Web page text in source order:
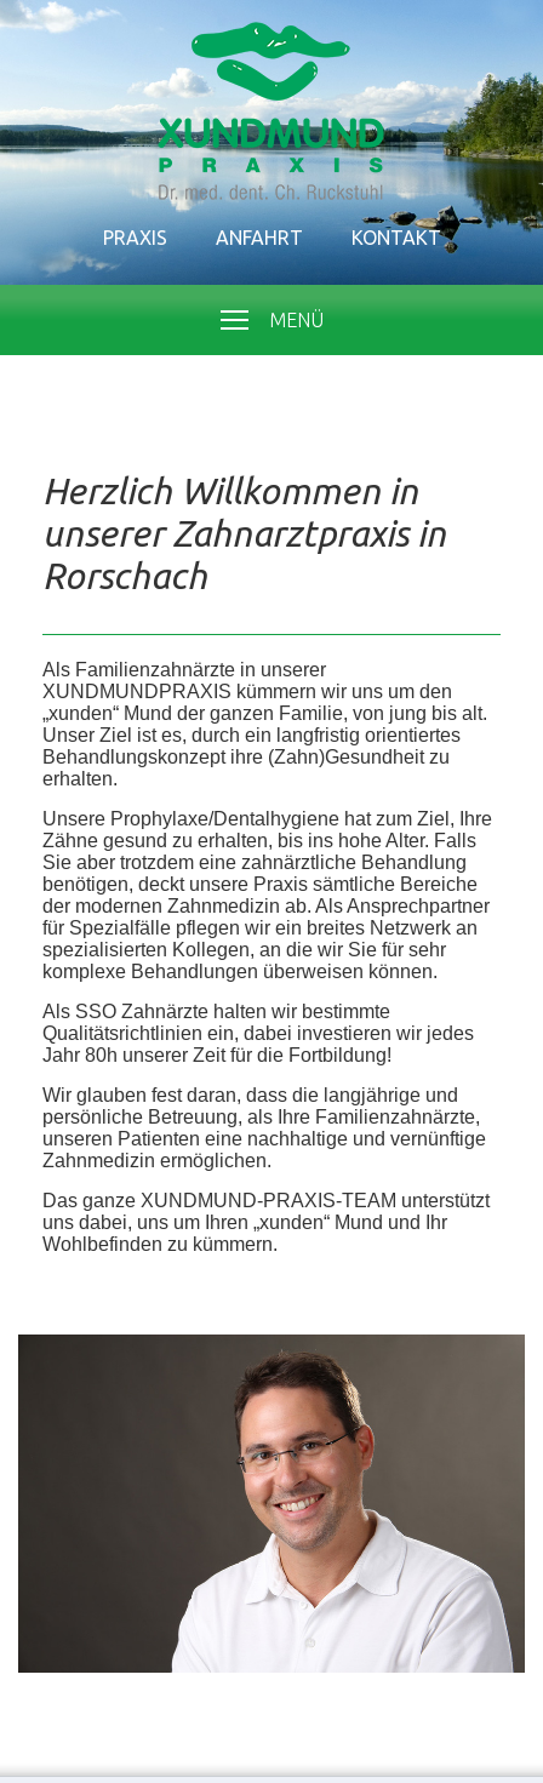
PRAXIS ANFAHRT KONTAKT
MENÜ
Herzlich Willkommen in
unserer Zahnarztpraxis in
Rorschach
Als Familienzahnärzte in unserer
XUNDMUNDPRAXIS kümmern wir uns um den
„xunden“ Mund der ganzen Familie, von jung bis alt.
Unser Ziel ist es, durch ein langfristig orientiertes
Behandlungskonzept ihre (Zahn)Gesundheit zu
erhalten.
Unsere Prophylaxe/Dentalhygiene hat zum Ziel, Ihre
Zähne gesund zu erhalten, bis ins hohe Alter. Falls
Sie aber trotzdem eine zahnärztliche Behandlung
benötigen, deckt unsere Praxis sämtliche Bereiche
der modernen Zahnmedizin ab. Als Ansprechpartner
für Spezialfälle pflegen wir ein breites Netzwerk an
spezialisierten Kollegen, an die wir Sie für sehr
komplexe Behandlungen überweisen können.
Als SSO Zahnärzte halten wir bestimmte
Qualitätsrichtlinien ein, dabei investieren wir jedes
Jahr 80h unserer Zeit für die Fortbildung!
Wir glauben fest daran, dass die langjährige und
persönliche Betreuung, als Ihre Familienzahnärzte,
unseren Patienten eine nachhaltige und vernünftige
Zahnmedizin ermöglichen.
Das ganze XUNDMUND-PRAXIS-TEAM unterstützt
uns dabei, uns um Ihren „xunden“ Mund und Ihr
Wohlbefinden zu kümmern.